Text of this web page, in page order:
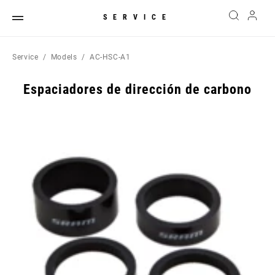
SERVICE
Service Models AC-HSC-A1
Espaciadores de dirección de carbono